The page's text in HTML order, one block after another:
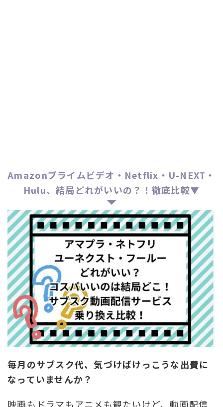
Amazonプライムビデオ・Netflix・U-NEXT・
Hulu、結局どれがいいの？！徹底比較▼
毎月のサブスク代、気づけばけっこうな出費に
なっていませんか？
映画もドラマもアニメも観たいけど、動画配信